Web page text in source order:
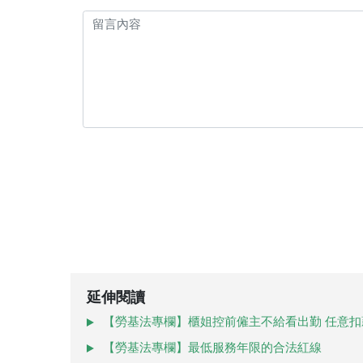
延伸閱讀
【勞基法專欄】櫃姐控前僱主不給看出勤 任意
【勞基法專欄】最低服務年限的合法紅線